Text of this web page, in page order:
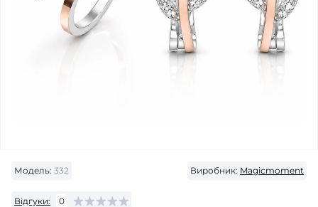
Модель: 332 Виробник: Magicmoment
Відгуки: 0